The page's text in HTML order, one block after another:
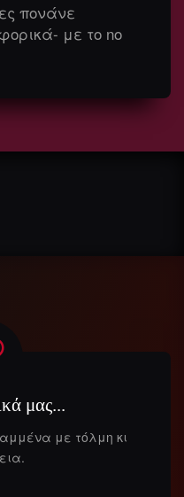
πονάνε
με το no
μας...
με τόλμη κι